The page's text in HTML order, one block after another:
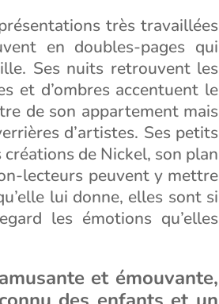
très travaillées
en doubles-pages qui
Ses nuits retrouvent les
et d’ombres accentuent le
de son appartement mais
d’artistes. Ses petits
de Nickel, son plan
lecteurs peuvent y mettre
lui donne, elles sont si
les émotions qu’elles
et émouvante,